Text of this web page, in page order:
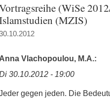
(WiSe
(MZIS)
Anna Vlachopoulou, M.A.:
30.10.2012 - 19:00
gegen jeden. Die